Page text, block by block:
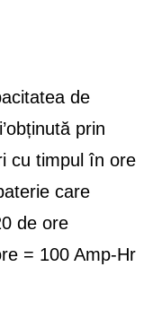
de
prin
cu timpul în ore
care
de ore
= 100 Amp-Hr